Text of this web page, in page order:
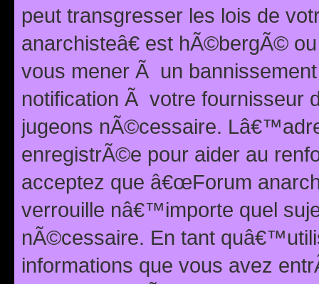
peut transgresser les lois de
anarchisteâ€ est hÃ©bergÃ©
vous mener Ã un
notification Ã votre fournisseur
jugeons nÃ©cessaire.
enregistrÃ©e pour aider au
acceptez que â€œForum
verrouille nâ€™importe quel
nÃ©cessaire. En tant
informations que vous avez